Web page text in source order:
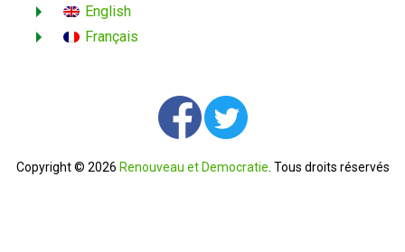
English
Français
Copyright © 2026 Renouveau et Democratie. Tous droits réservés